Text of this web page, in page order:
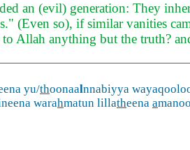
an (evil) generation: They
(Even so), if similar vanities
Allah anything but the truth?
yu/thoonaalnnabiyya
warahmatun lillatheena a